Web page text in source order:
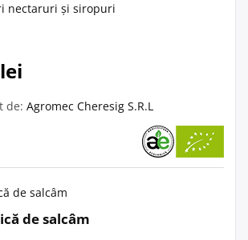
nectaruri și siropuri
de: Agromec Cheresig S.R.L
de salcâm